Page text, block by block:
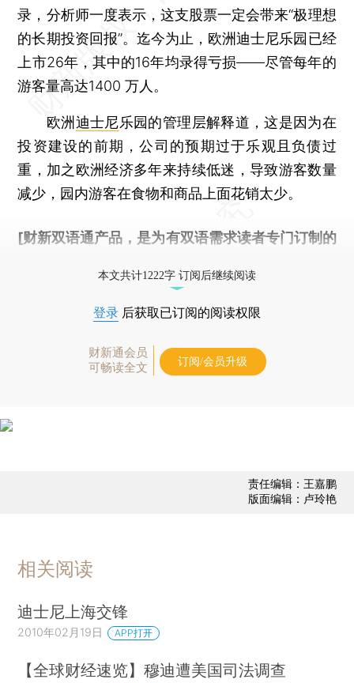
录，分析师一度表示，这支股票一定会带来“极理想
的长期投资回报”。迄今为止，欧洲迪士尼乐园已经
上市26年，其中的16年均录得亏损——尽管每年的
游客量高达1400 万人。
欧洲迪士尼乐园的管理层解释道，这是因为在
投资建设的前期，公司的预期过于乐观且负债过
重，加之欧洲经济多年来持续低迷，导致游客数量
减少，园内游客在食物和商品上面花销太少。
[财新双语通产品，是为有双语需求读者专门订制的
本文共计1222字 订阅后继续阅读
登录 后获取已订阅的阅读权限
财新通会员
可畅读全文
订阅/会员升级
责任编辑：王嘉鹏
版面编辑：卢玲艳
相关阅读
迪士尼上海交锋
2010年02月19日 APP打开
【全球财经速览】穆迪遭美国司法调查